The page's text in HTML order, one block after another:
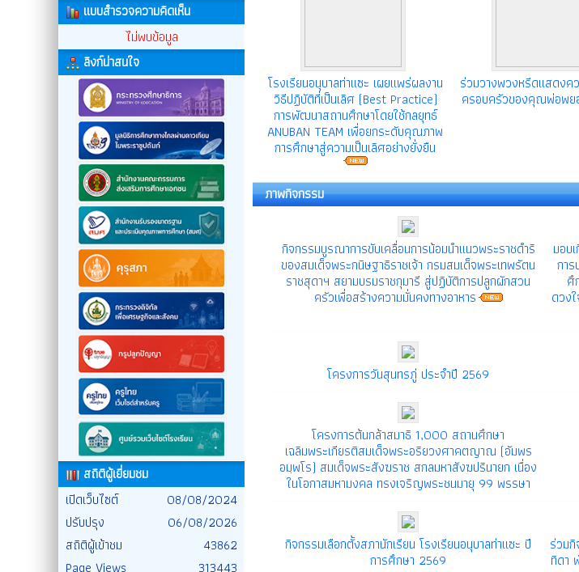
แบบสำรวจความคิดเห็น
ไม่พบข้อมูล
ลิงก์น่าสนใจ
สถิติผู้เยี่ยมชม
เปิดเว็บไซต์
08/08/2024
ปรับปรุง
06/08/2026
สถิติผู้เข้าชม
43862
Page Views
313443
โรงเรียนอนุบาลท่าแซะ เผยแพร่ผลงาน
วิธีปฏิบัติที่เป็นเลิศ (Best Practice)
การพัฒนาสถานศึกษาโดยใช้กลยุทธ์
ANUBAN TEAM เพื่อยกระดับคุณภาพ
การศึกษาสู่ความเป็นเลิศอย่างยั่งยืน
ร่วมวางพวงหรีดเเสดงค
ครอบครัวของคุณพ่อพย
ภาพกิจกรรม
กิจกรรมบูรณาการขับเคลื่อนการน้อมนำแนวพระราชดำริ
ของสมเด็จพระกนิษฐาธิราชเจ้า กรมสมเด็จพระเทพรัตน
ราชสุดาฯ สยามบรมราชกุมารี สู่ปฏิบัติการปลูกผักสวน
ครัวเพื่อสร้างความมั่นคงทางอาหาร
มอบ
กา
ศึ
ดวง
โครงการวันสุนทรภู่ ประจำปี 2569
โครงการต้นกล้าสมาธิ 1,000 สถานศึกษา
เฉลิมพระเกียรติสมเด็จพระอริยวงศาคตญาณ (อัมพร
อมฺพโร) สมเด็จพระสังฆราช สกลมหาสังฆปรินายก เนื่อง
ในโอกาสมหามงคล ทรงเจริญพระชนมายุ 99 พรรษา
กิจกรรมเลือกตั้งสภานักเรียน โรงเรียนอนุบาลท่าแซะ ปี
การศึกษา 2569
ร่วม
ทิดา